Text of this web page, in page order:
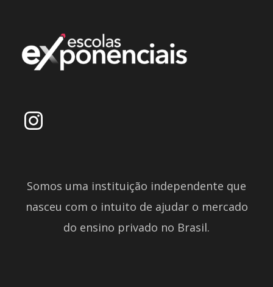
Somos uma instituição independente que
nasceu com o intuito de ajudar o mercado
do ensino privado no Brasil.